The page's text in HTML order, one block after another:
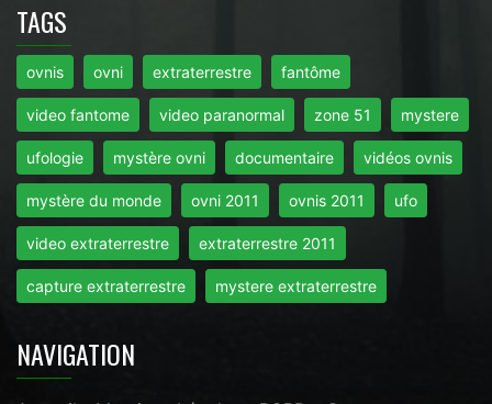
TAGS
ovnis ovni extraterrestre fantôme
video fantome video paranormal zone 51 mystere
ufologie mystère ovni documentaire vidéos ovnis
mystère du monde ovni 2011 ovnis 2011 ufo
video extraterrestre extraterrestre 2011
capture extraterrestre mystere extraterrestre
NAVIGATION